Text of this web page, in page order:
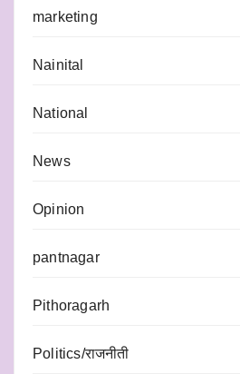
marketing
Nainital
National
News
Opinion
pantnagar
Pithoragarh
Politics/राजनीती